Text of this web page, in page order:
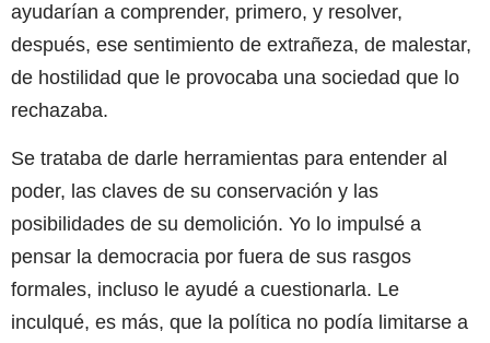
ayudarían a comprender, primero, y resolver,
después, ese sentimiento de extrañeza, de malestar,
de hostilidad que le provocaba una sociedad que lo
rechazaba.
Se trataba de darle herramientas para entender al
poder, las claves de su conservación y las
posibilidades de su demolición. Yo lo impulsé a
pensar la democracia por fuera de sus rasgos
formales, incluso le ayudé a cuestionarla. Le
inculqué, es más, que la política no podía limitarse a